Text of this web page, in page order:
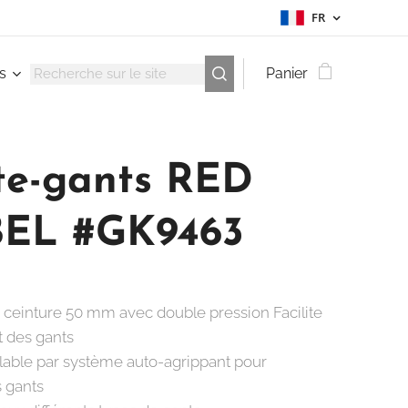
FR
Panier
gants RED
#GK9463
ceinture 50 mm avec double pression Facilite
des gants
par système auto-agrippant pour
gants